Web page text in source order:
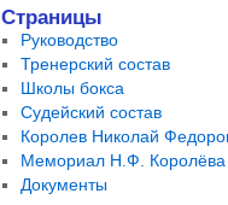
Страницы
Руководство
Тренерский состав
Школы бокса
Судейский состав
Королев Николай
Мемориал Н.Ф. Королёва
Документы